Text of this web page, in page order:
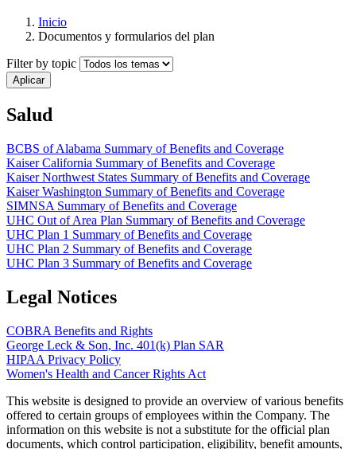
Inicio
Documentos y formularios del plan
Filter by topic
Salud
BCBS of Alabama Summary of Benefits and Coverage
Kaiser California Summary of Benefits and Coverage
Kaiser Northwest States Summary of Benefits and Coverage
Kaiser Washington Summary of Benefits and Coverage
SIMNSA Summary of Benefits and Coverage
UHC Out of Area Plan Summary of Benefits and Coverage
UHC Plan 1 Summary of Benefits and Coverage
UHC Plan 2 Summary of Benefits and Coverage
UHC Plan 3 Summary of Benefits and Coverage
Legal Notices
COBRA Benefits and Rights
George Leck & Son, Inc. 401(k) Plan SAR
HIPAA Privacy Policy
Women's Health and Cancer Rights Act
This website is designed to provide an overview of various benefits
offered to certain groups of employees within the Company. The
information on this website is not a substitute for the official plan
documents, which control participation, eligibility, benefit amounts,